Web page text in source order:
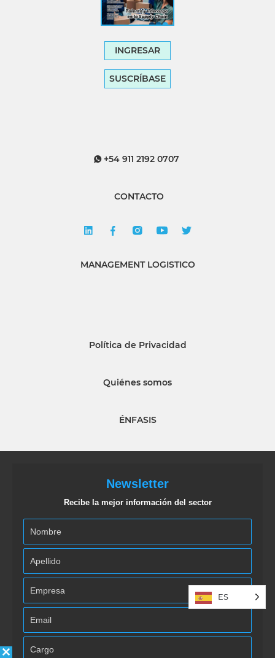
INGRESAR
SUSCRÍBASE
+54 911 2192 0707
CONTACTO
MANAGEMENT LOGISTICO
Política de Privacidad
Quiénes somos
ÉNFASIS
Newsletter
Recibe la mejor información del sector
ES